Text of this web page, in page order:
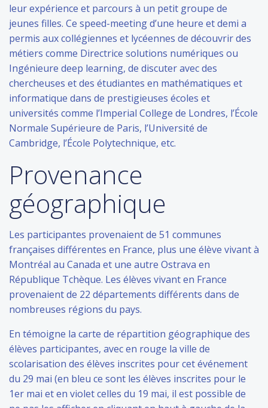
leur expérience et parcours à un petit groupe de
jeunes filles. Ce speed-meeting d’une heure et demi a
permis aux collégiennes et lycéennes de découvrir des
métiers comme Directrice solutions numériques ou
Ingénieure deep learning, de discuter avec des
chercheuses et des étudiantes en mathématiques et
informatique dans de prestigieuses écoles et
universités comme l’Imperial College de Londres, l’École
Normale Supérieure de Paris, l’Université de
Cambridge, l’École Polytechnique, etc.
Provenance
géographique
Les participantes provenaient de 51 communes
françaises différentes en France, plus une élève vivant à
Montréal au Canada et une autre Ostrava en
République Tchèque. Les élèves vivant en France
provenaient de 22 départements différents dans de
nombreuses régions du pays.
En témoigne la carte de répartition géographique des
élèves participantes, avec en rouge la ville de
scolarisation des élèves inscrites pour cet événement
du 29 mai (en bleu ce sont les élèves inscrites pour le
1er mai et en violet celles du 19 mai, il est possible de